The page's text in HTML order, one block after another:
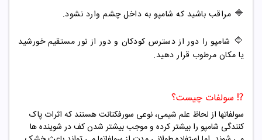
🔷 مراقب باشید که شامپو به داخل چشم وارد نشود.
🔷 شامپو را دور از دسترس کودکان و دور از نور مستقیم خورشید
یا مکان مرطوب قرار دهید.
⁉️ سولفات چیست؟
سولفاتها از لحاظ علم شیمی، نوعی سورفکتانت هستند که اثرات پاک
کنندگی شامپو را بیشتر کرده و موجب بیشتر شدن کف در شوینده ها